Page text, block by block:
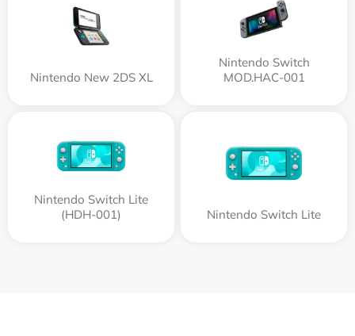
Nintendo New 2DS XL
Nintendo Switch
MOD.HAC-001
Nintendo Switch Lite
(HDH-001)
Nintendo Switch Lite